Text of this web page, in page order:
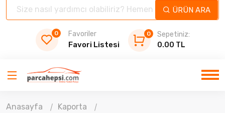
ÜRÜN ARA
0 Favoriler
Favori Listesi
0
Sepetiniz:
0.00 TL
Anasayfa
Kaporta